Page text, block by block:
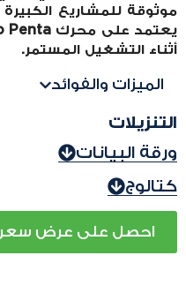
موثوقة للمشاريع الكبيرة
أثناء التشغيل المستمر.
الميزات والفوائد
التنزيلات
ورقة البيانات
كتالوج
احصل على عرض سعر